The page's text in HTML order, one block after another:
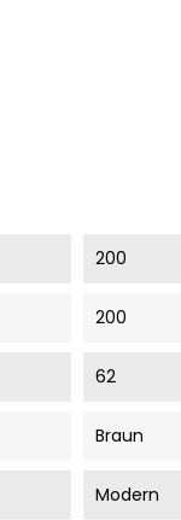
200
200
62
Braun
Modern